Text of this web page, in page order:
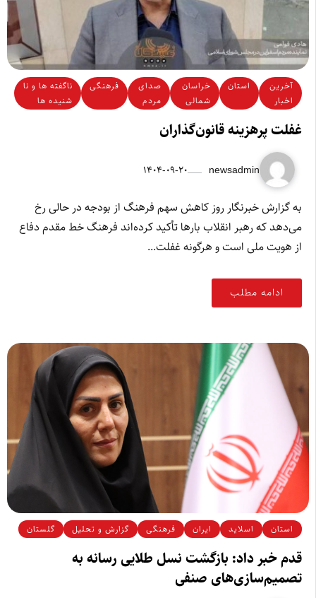
آخرین
اخبار
استان
خراسان
شمالی
صدای
مردم
فرهنگی
ناگفته ها و نا
شنیده ها
غفلت پرهزینه قانون‌گذاران
newsadmin ۱۴۰۴-۰۹-۲۰
به گزارش خبرنگار روز کاهش سهم فرهنگ از بودجه در حالی رخ
می‌دهد که رهبر انقلاب بارها تأکید کرده‌اند فرهنگ خط مقدم دفاع
از هویت ملی است و هرگونه غفلت...
ادامه مطلب
استان اسلاید ایران فرهنگی گزارش و تحلیل گلستان
قدم خبر داد: بازگشت نسل طلایی رسانه به
تصمیم‌سازی‌های صنفی